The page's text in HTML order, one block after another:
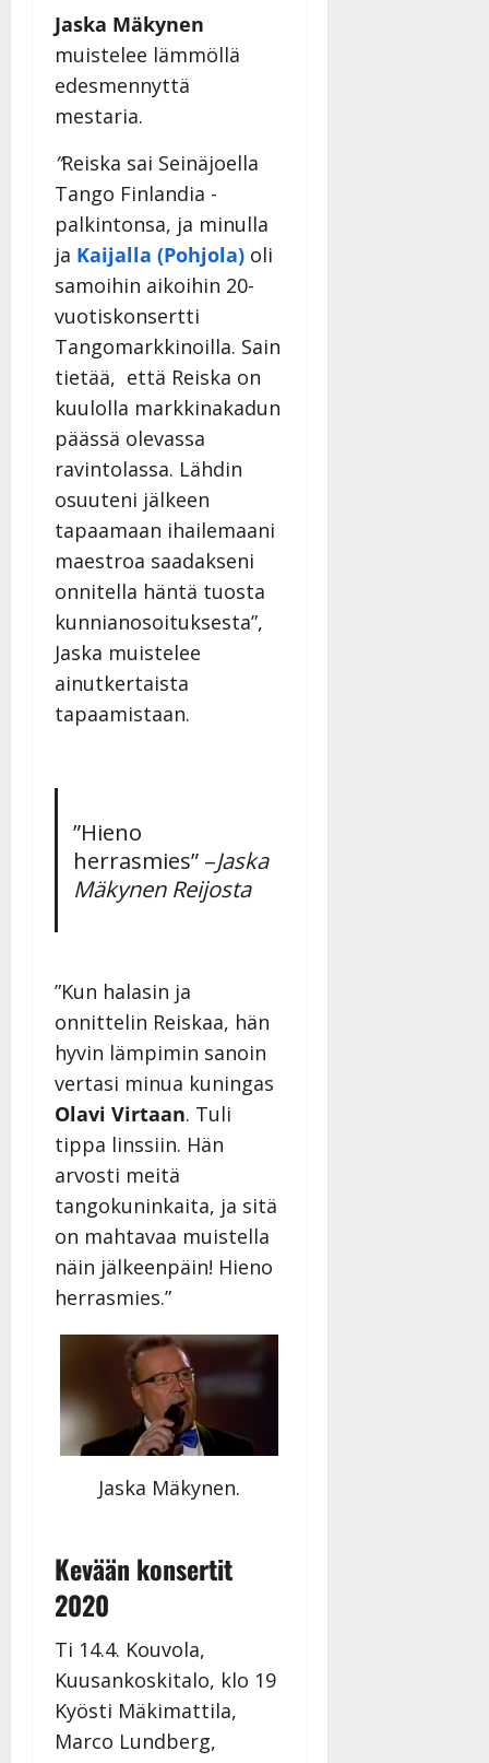
Jaska Mäkynen
muistelee lämmöllä
edesmennyttä
mestaria.
”Reiska sai Seinäjoella
Tango Finlandia -
palkintonsa, ja minulla
ja Kaijalla (Pohjola) oli
samoihin aikoihin 20-
vuotiskonsertti
Tangomarkkinoilla. Sain
tietää, että Reiska on
kuulolla markkinakadun
päässä olevassa
ravintolassa. Lähdin
osuuteni jälkeen
tapaamaan ihailemaani
maestroa saadakseni
onnitella häntä tuosta
kunnianosoituksesta”,
Jaska muistelee
ainutkertaista
tapaamistaan.
”Hieno
herrasmies” –Jaska
Mäkynen Reijosta
”Kun halasin ja
onnittelin Reiskaa, hän
hyvin lämpimin sanoin
vertasi minua kuningas
Olavi Virtaan. Tuli
tippa linssiin. Hän
arvosti meitä
tangokuninkaita, ja sitä
on mahtavaa muistella
näin jälkeenpäin! Hieno
herrasmies.”
Jaska Mäkynen.
Kevään konsertit
2020
Ti 14.4. Kouvola,
Kuusankoskitalo, klo 19
Kyösti Mäkimattila,
Marco Lundberg,